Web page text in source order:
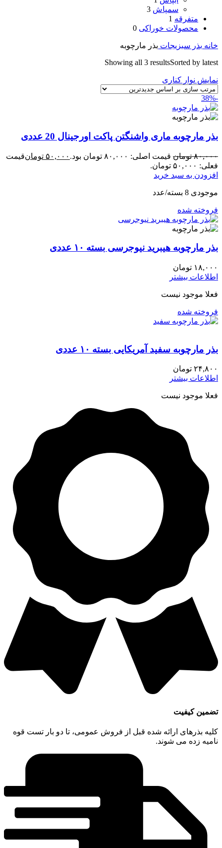
سمپاش 3
متفرقه 1
محصولات خوراکی 0
خانه بذر سبزیجات بذر مارچوبه
Showing all 3 resultsSorted by latest
نمایش نوار کناری
-38%
بذر مارچوبه ماری واشنگتن پاکت اورجینال 20 عددی
۸۰,۰۰۰ تومان قیمت اصلی: ۸۰,۰۰۰ تومان بود. ۵۰,۰۰۰ تومانقیمت
فعلی: ۵۰,۰۰۰ تومان.
افزودن به سبد خرید
موجودی 8 بسته/عدد
فروخته شده
بذر مارچوبه هیبرید نیوجرسی بسته ۱۰ عددی
۱۸,۰۰۰ تومان
اطلاعات بیشتر
فعلا موجود نیست
فروخته شده
بذر مارچوبه سفید آمریکایی بسته ۱۰ عددی
۲۴,۸۰۰ تومان
اطلاعات بیشتر
فعلا موجود نیست
تضمین کیفیت
کلیه بذرهای ارائه شده قبل از فروش عمومی، تا دو بار تست قوه
نامیه زده می شوند.